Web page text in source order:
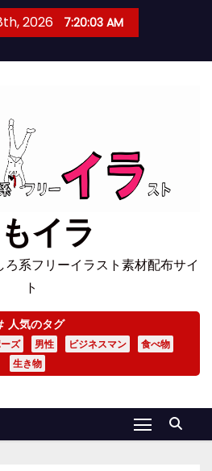
2026 7:20:03 AM
イラ
系フリーイラスト素材配布サイ
ト
人気のタグ
ズ 男性 ビジネスマン
食べ物
生き物